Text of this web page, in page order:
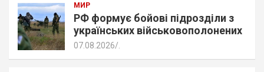
МИР
РФ формує бойові підрозділи з
українських військовополонених
07.08.2026